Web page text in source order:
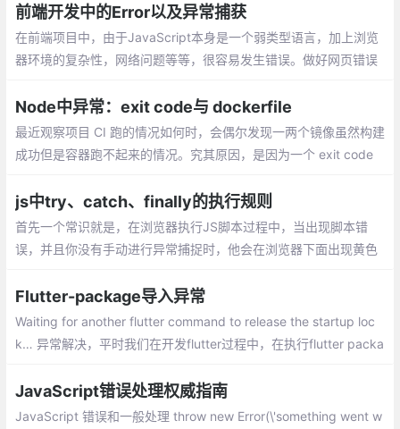
y后会执行try...catch中的return
前端开发中的Error以及异常捕获
在前端项目中，由于JavaScript本身是一个弱类型语言，加上浏览
器环境的复杂性，网络问题等等，很容易发生错误。做好网页错误
Node中异常：exit code与 dockerfile
最近观察项目 CI 跑的情况如何时，会偶尔发现一两个镜像虽然构建
成功但是容器跑不起来的情况。究其原因，是因为一个 exit code
js中try、catch、finally的执行规则
首先一个常识就是，在浏览器执行JS脚本过程中，当出现脚本错
误，并且你没有手动进行异常捕捉时，他会在浏览器下面出现黄色
Flutter-package导入异常
Waiting for another flutter command to release the startup loc
k… 异常解决，平时我们在开发flutter过程中，在执行flutter packa
就会遇到这个错误提示：
JavaScript错误处理权威指南
JavaScript 错误和一般处理 throw new Error(\'something went w